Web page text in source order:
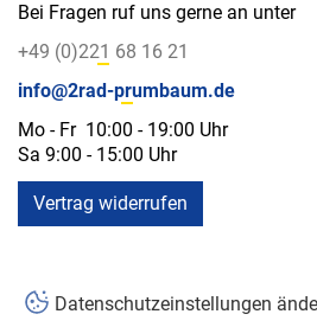
Bei Fragen ruf uns gerne an unter
+49 (0)221 68 16 21
info@2rad-prumbaum.de
Mo - Fr 10:00 - 19:00 Uhr
Sa 9:00 - 15:00 Uhr
Vertrag widerrufen
Datenschutzeinstellungen